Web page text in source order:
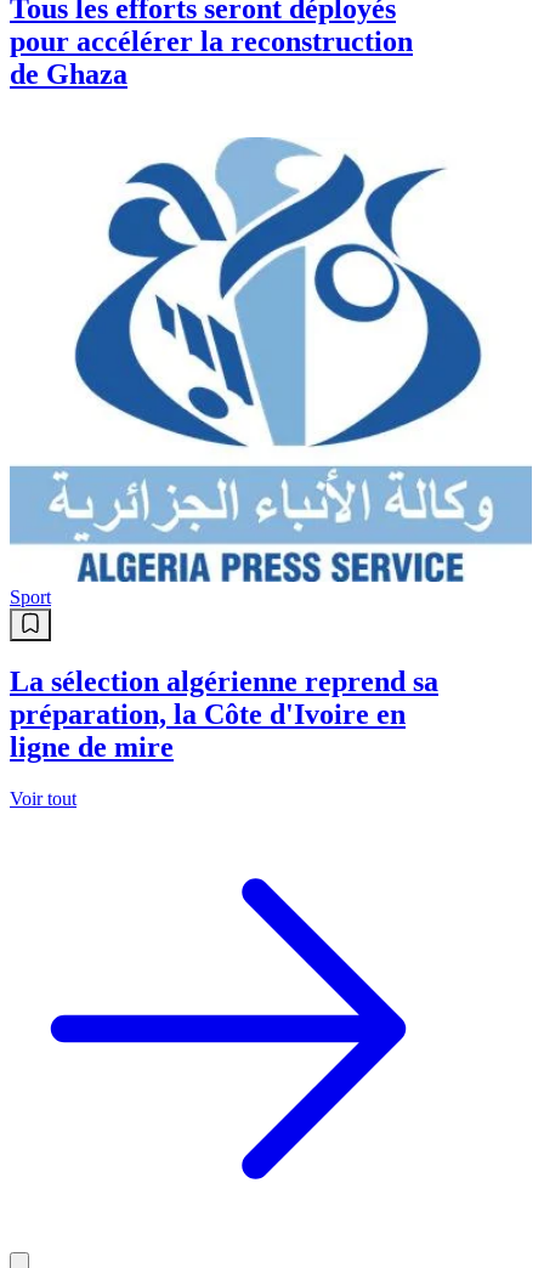
Tous les efforts seront déployés
pour accélérer la reconstruction
de Ghaza
Sport
La sélection algérienne reprend sa
préparation, la Côte d'Ivoire en
ligne de mire
Voir tout